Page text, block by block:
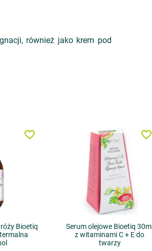
również jako krem pod
Bioetiq
favorite_border
Serum olejowe Bioetiq 30ml
z witaminami C + E do
twarzy
favorite_border